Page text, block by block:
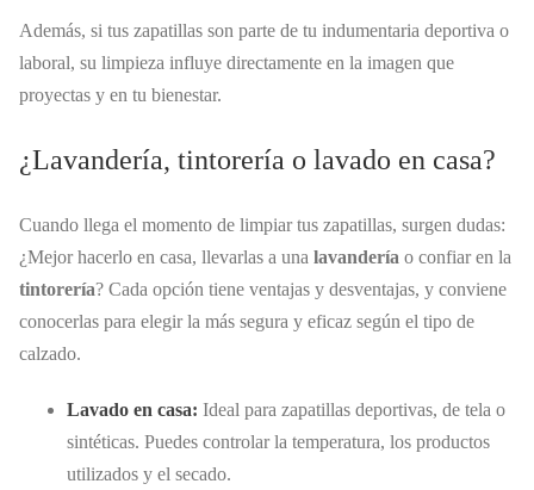
Además, si tus zapatillas son parte de tu indumentaria deportiva o
laboral, su limpieza influye directamente en la imagen que
proyectas y en tu bienestar.
¿Lavandería, tintorería o lavado en casa?
Cuando llega el momento de limpiar tus zapatillas, surgen dudas:
¿Mejor hacerlo en casa, llevarlas a una lavandería o confiar en la
tintorería? Cada opción tiene ventajas y desventajas, y conviene
conocerlas para elegir la más segura y eficaz según el tipo de
calzado.
Lavado en casa: Ideal para zapatillas deportivas, de tela o
sintéticas. Puedes controlar la temperatura, los productos
utilizados y el secado.